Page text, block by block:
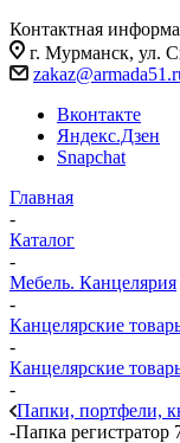
Контактная
г. Мурманск, ул.
Вконтакте
Яндекс.Дзен
Snapchat
Главная
-
Каталог
-
Мебель. Канцелярия
-
Канцелярские
-
Канцелярские
-
Папки, портфели,
-Папка